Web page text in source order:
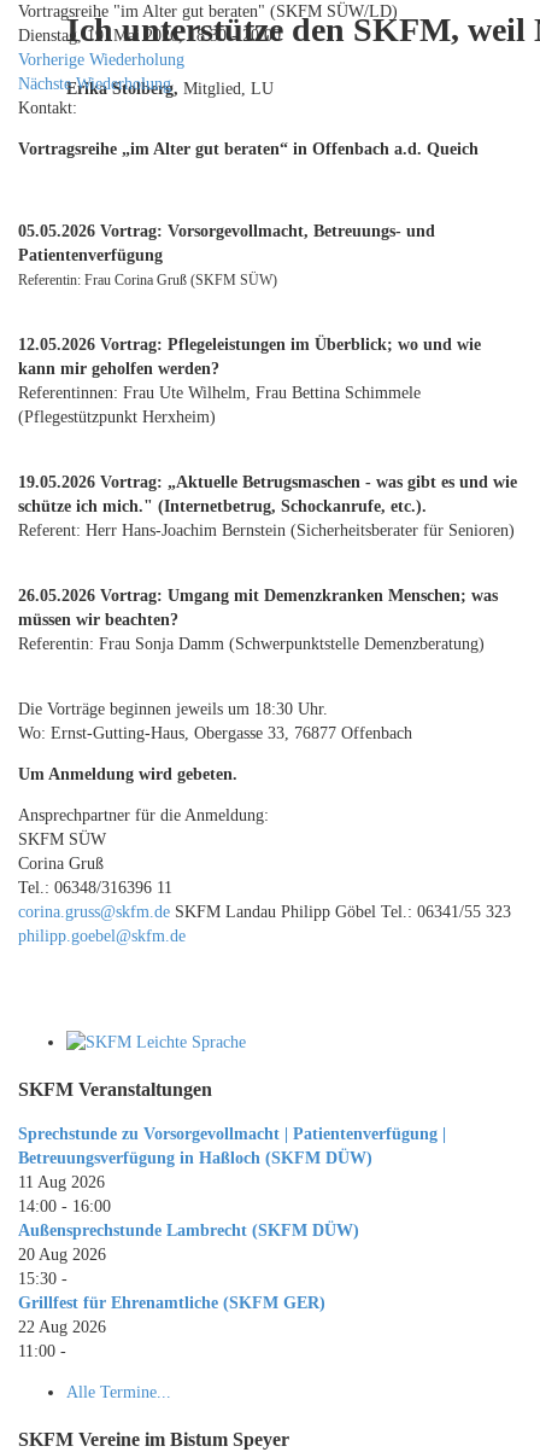
Ich unterstütze den SKFM,
Erika Stolberg, Mitglied, LU
Vortragsreihe "im Alter gut beraten" (SKFM SÜW/LD)
Dienstag, 19. Mai 2026, 18:30 - 20:00
Vorherige Wiederholung
Nächste Wiederholung
Kontakt:
Vortragsreihe „im Alter gut beraten“ in Offenbach a.d. Queich
05.05.2026 Vortrag: Vorsorgevollmacht, Betreuungs- und
Patientenverfügung
Referentin: Frau Corina Gruß (SKFM SÜW)
12.05.2026 Vortrag: Pflegeleistungen im Überblick; wo und wie
kann mir geholfen werden?
Referentinnen: Frau Ute Wilhelm, Frau Bettina Schimmele
(Pflegestützpunkt Herxheim)
19.05.2026 Vortrag: „Aktuelle Betrugsmaschen - was gibt es und wie
schütze ich mich." (Internetbetrug, Schockanrufe, etc.).
Referent: Herr Hans-Joachim Bernstein (Sicherheitsberater für Senioren)
26.05.2026 Vortrag: Umgang mit Demenzkranken Menschen; was
müssen wir beachten?
Referentin: Frau Sonja Damm (Schwerpunktstelle Demenzberatung)
Die Vorträge beginnen jeweils um 18:30 Uhr.
Wo: Ernst-Gutting-Haus, Obergasse 33, 76877 Offenbach
Um Anmeldung wird gebeten.
Ansprechpartner für die Anmeldung:
SKFM SÜW
Corina Gruß
Tel.: 06348/316396 11
corina.gruss@skfm.de SKFM Landau Philipp Göbel Tel.: 06341/55 323
philipp.goebel@skfm.de
SKFM Veranstaltungen
Sprechstunde zu Vorsorgevollmacht | Patientenverfügung |
Betreuungsverfügung in Haßloch (SKFM DÜW)
11 Aug 2026
14:00 - 16:00
Außensprechstunde Lambrecht (SKFM DÜW)
20 Aug 2026
15:30 -
Grillfest für Ehrenamtliche (SKFM GER)
22 Aug 2026
11:00 -
Alle Termine...
SKFM Vereine im Bistum Speyer